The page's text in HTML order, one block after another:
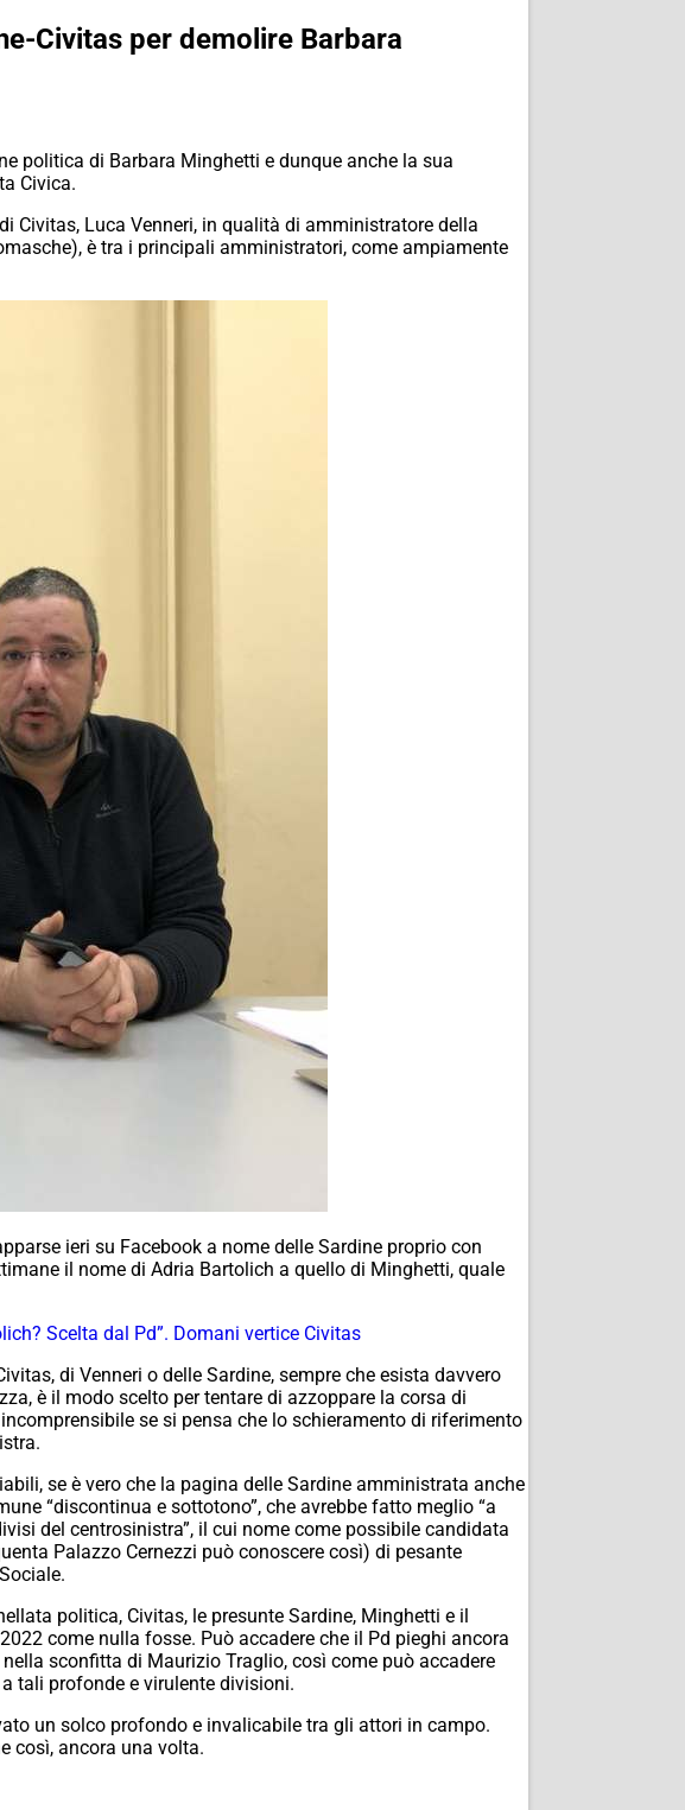
Civitas per demolire Barbara
politica di Barbara Minghetti e dunque anche la sua
Civica.
Civitas, Luca Venneri, in qualità di amministratore della
è tra i principali amministratori, come ampiamente
ieri su Facebook a nome delle Sardine proprio con
il nome di Adria Bartolich a quello di Minghetti, quale
Scelta dal Pd”. Domani vertice Civitas
di Venneri o delle Sardine, sempre che esista davvero
è il modo scelto per tentare di azzoppare la corsa di
se si pensa che lo schieramento di riferimento
se è vero che la pagina delle Sardine amministrata anche
“discontinua e sottotono”, che avrebbe fatto meglio “a
del centrosinistra”, il cui nome come possibile candidata
Palazzo Cernezzi può conoscere così) di pesante
politica, Civitas, le presunte Sardine, Minghetti e il
come nulla fosse. Può accadere che il Pd pieghi ancora
sconfitta di Maurizio Traglio, così come può accadere
tali profonde e virulente divisioni.
un solco profondo e invalicabile tra gli attori in campo.
così, ancora una volta.